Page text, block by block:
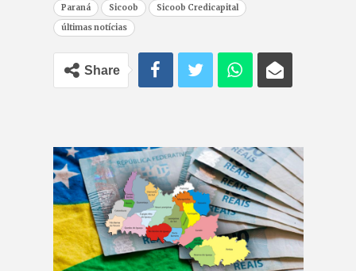
Paraná
Sicoob
Sicoob Credicapital
últimas notícias
Share